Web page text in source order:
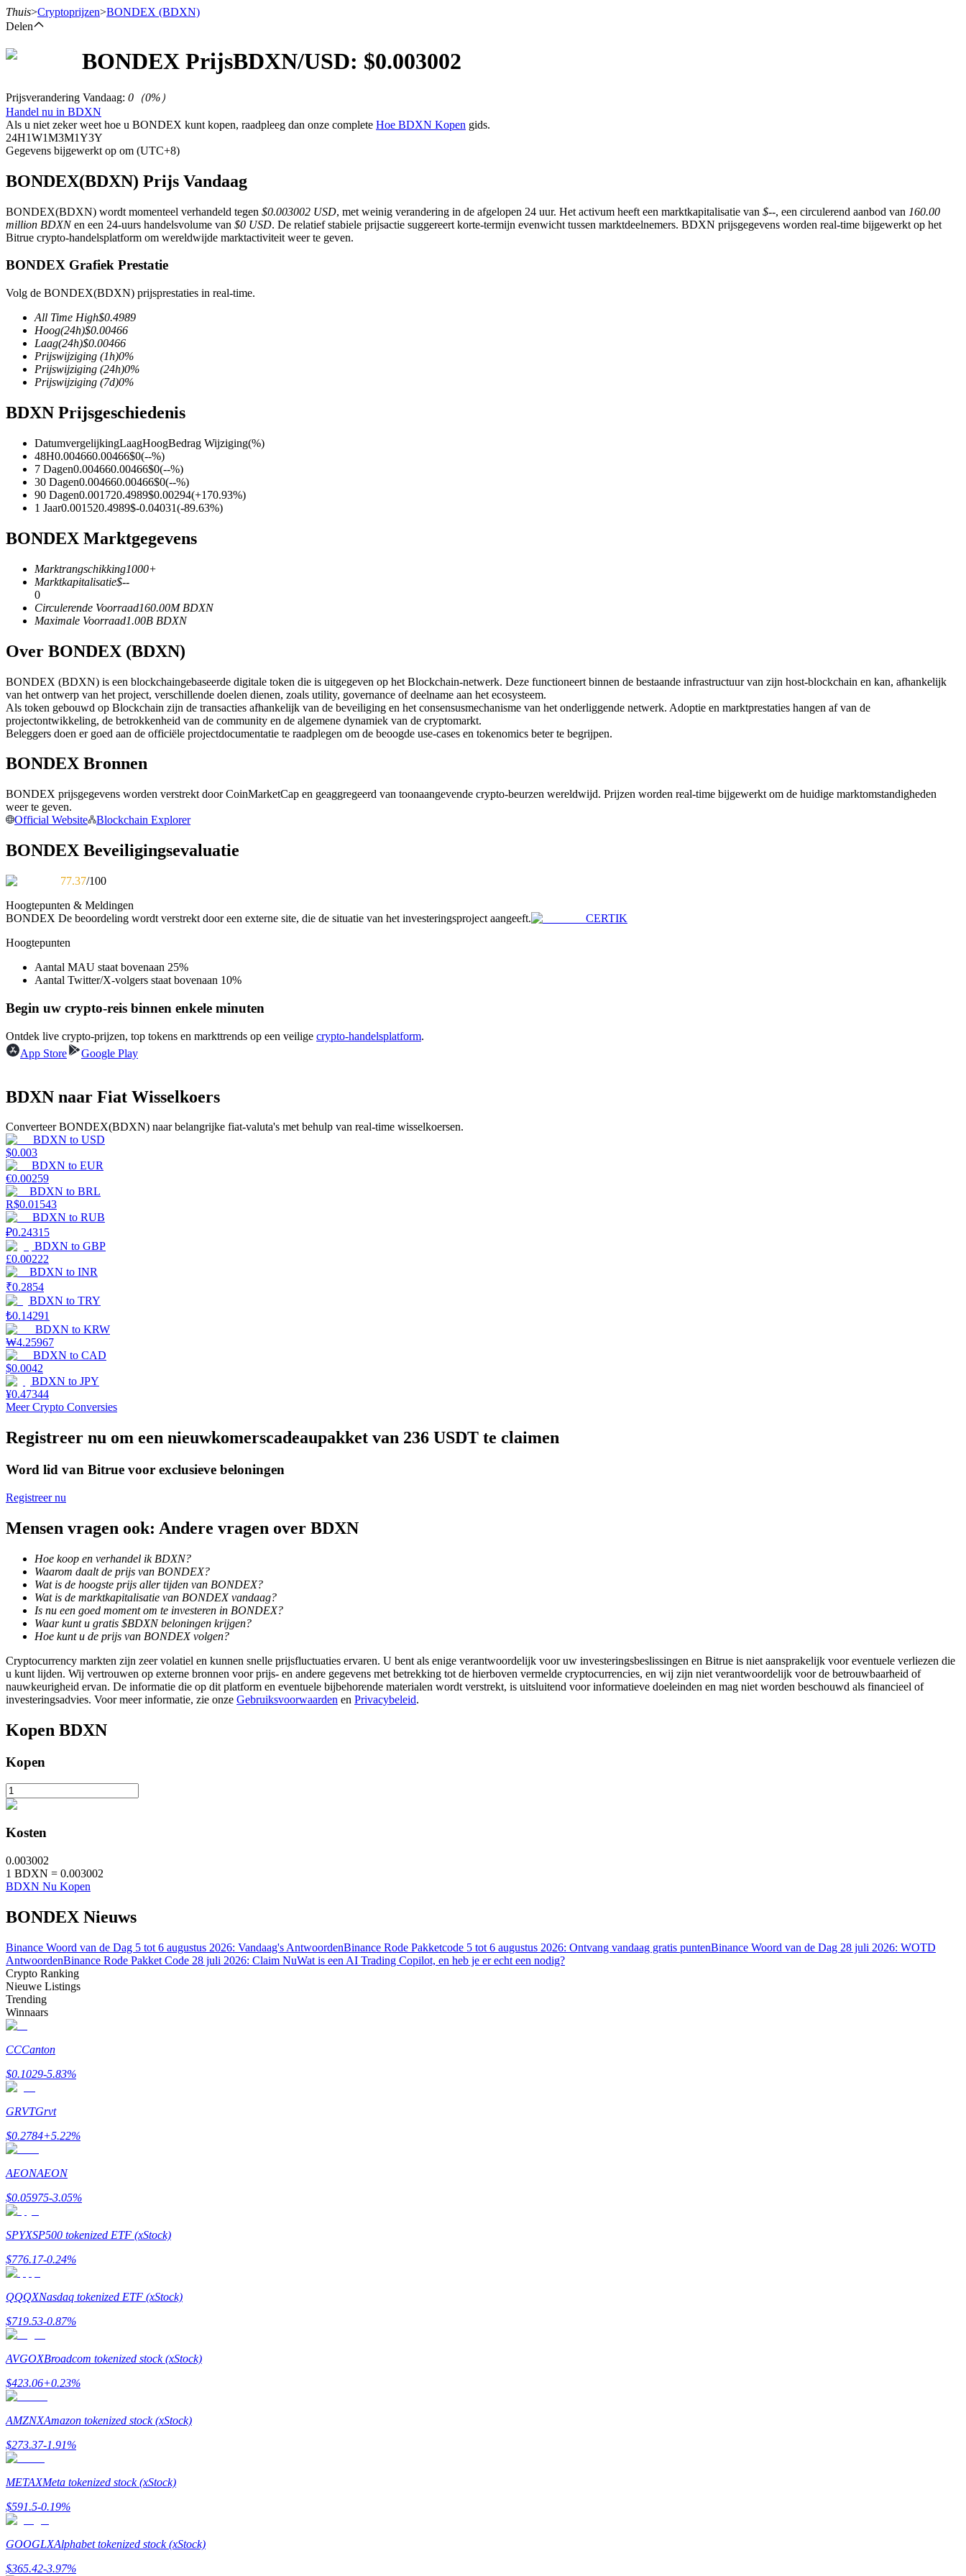
Termijncontracten
USDT-futures
Futures met USDT als onderpand
COIN-M-futures
Cryptocurrency-futures
TradFi
Derivaten voor aandelen, forex, edelmetalen en grondstoffen
Futures met USDC als onderpand
Kopiëren Handel
Word een Copy Trader
Geniet van winstdeling en copy trading commissies
Informatie
Big data-analyse inclusief handelsinformatie, enz.
Gids
Futures-startgids
Verdienen
Macht varkentje
Uitzetten
Hoog rendement en directe toegang
Flexibel staken om populaire tokens te verdienen.
BTR-vergrendelingen
Exclusieve beleggingen voor BTR-houders
Thuis>Cryptoprijzen>BONDEX (BDXN)
Delen
BONDEX PrijsBDXN/USD: $0.003002
Prijsverandering Vandaag: 0 （0%）
Handel nu in BDXN
Als u niet zeker weet hoe u BONDEX kunt kopen, raadpleeg dan onze complete Hoe BDXN Kopen gids.
24H1W1M3M1Y3Y
Gegevens bijgewerkt op om (UTC+8)
BONDEX(BDXN) Prijs Vandaag
BONDEX(BDXN) wordt momenteel verhandeld tegen $0.003002 USD, met weinig verandering in de afgelopen 24 uur. Het activum heeft een marktkapitalisatie van $--, een circulerend aanbod van 160.00
million BDXNen een 24-uurs handelsvolume van $0 USD. De relatief stabiele prijsactie suggereert korte-termijn evenwicht tussen marktdeelnemers. BDXN prijsgegevens worden real-time bijgewerkt op het
Bitrue crypto-handelsplatform om wereldwijde marktactiviteit weer te geven.
BONDEX Grafiek Prestatie
Volg de BONDEX(BDXN) prijsprestaties in real-time.
All Time High$0.4989
Hoog(24h)$0.00466
Laag(24h)$0.00466
Prijswijziging (1h)0%
Prijswijziging (24h)0%
Prijswijziging (7d)0%
BDXN Prijsgeschiedenis
DatumvergelijkingLaagHoogBedrag Wijziging(%)
48H0.004660.00466$0(--%)
7 Dagen0.004660.00466$0(--%)
30 Dagen0.004660.00466$0(--%)
90 Dagen0.001720.4989$0.00294(+170.93%)
1 Jaar0.001520.4989$-0.04031(-89.63%)
BONDEX Marktgegevens
Marktrangschikking1000+
Marktkapitalisatie$--
0
Circulerende Voorraad160.00M BDXN
Maximale Voorraad1.00B BDXN
Over BONDEX (BDXN)
BONDEX (BDXN) is een blockchaingebaseerde digitale token die is uitgegeven op het Blockchain-netwerk. Deze functioneert binnen de bestaande infrastructuur van zijn host-blockchain en kan, afhankelijk
van het ontwerp van het project, verschillende doelen dienen, zoals utility, governance of deelname aan het ecosysteem.
Als token gebouwd op Blockchain zijn de transacties afhankelijk van de beveiliging en het consensusmechanisme van het onderliggende netwerk. Adoptie en marktprestaties hangen af van de
projectontwikkeling, de betrokkenheid van de community en de algemene dynamiek van de cryptomarkt.
Beleggers doen er goed aan de officiële projectdocumentatie te raadplegen om de beoogde use-cases en tokenomics beter te begrijpen.
BONDEX Bronnen
BONDEX prijsgegevens worden verstrekt door CoinMarketCap en geaggregeerd van toonaangevende crypto-beurzen wereldwijd. Prijzen worden real-time bijgewerkt om de huidige marktomstandigheden
weer te geven.
Official Website
Blockchain Explorer
BONDEX Beveiligingsevaluatie
77.37/100
Hoogtepunten & Meldingen
BONDEX De beoordeling wordt verstrekt door een externe site, die de situatie van het investeringsproject aangeeft.
CERTIK
Hoogtepunten
Aantal MAU staat bovenaan 25%
Aantal Twitter/X-volgers staat bovenaan 10%
Begin uw crypto-reis binnen enkele minuten
Ontdek live crypto-prijzen, top tokens en markttrends op een veilige crypto-handelsplatform.
App Store
Google Play
BDXN naar Fiat Wisselkoers
Converteer BONDEX(BDXN) naar belangrijke fiat-valuta's met behulp van real-time wisselkoersen.
BDXN to USD
$0.003
BDXN to EUR
€0.00259
BDXN to BRL
R$0.01543
BDXN to RUB
₽0.24315
BDXN to GBP
£0.00222
BDXN to INR
₹0.2854
BDXN to TRY
₺0.14291
BDXN to KRW
₩4.25967
BDXN to CAD
$0.0042
BDXN to JPY
¥0.47344
Meer Crypto Conversies
Registreer nu om een nieuwkomerscadeaupakket van 236 USDT te claimen
Word lid van Bitrue voor exclusieve beloningen
Registreer nu
Mensen vragen ook: Andere vragen over BDXN
Hoe koop en verhandel ik BDXN?
Waarom daalt de prijs van BONDEX?
Wat is de hoogste prijs aller tijden van BONDEX?
Wat is de marktkapitalisatie van BONDEX vandaag?
Is nu een goed moment om te investeren in BONDEX?
Waar kunt u gratis $BDXN beloningen krijgen?
Hoe kunt u de prijs van BONDEX volgen?
Cryptocurrency markten zijn zeer volatiel en kunnen snelle prijsfluctuaties ervaren. U bent als enige verantwoordelijk voor uw investeringsbeslissingen en Bitrue is niet aansprakelijk voor eventuele verliezen die
u kunt lijden. Wij vertrouwen op externe bronnen voor prijs- en andere gegevens met betrekking tot de hierboven vermelde cryptocurrencies, en wij zijn niet verantwoordelijk voor de betrouwbaarheid of
nauwkeurigheid ervan. De informatie die op dit platform en eventuele bijbehorende materialen wordt verstrekt, is uitsluitend voor informatieve doeleinden en mag niet worden beschouwd als financieel of
investeringsadvies. Voor meer informatie, zie onze Gebruiksvoorwaarden en Privacybeleid.
Kopen BDXN
Kopen
Kosten
0.003002
1 BDXN = 0.003002
BDXN Nu Kopen
BONDEX Nieuws
Binance Woord van de Dag 5 tot 6 augustus 2026: Vandaag's AntwoordenBinance Rode Pakketcode 5 tot 6 augustus 2026: Ontvang vandaag gratis puntenBinance Woord van de Dag 28 juli 2026: WOTD
AntwoordenBinance Rode Pakket Code 28 juli 2026: Claim NuWat is een AI Trading Copilot, en heb je er echt een nodig?
Crypto Ranking
Nieuwe Listings
Trending
Winnaars
CCCanton
$0.1029-5.83%
GRVTGrvt
$0.2784+5.22%
AEONAEON
$0.05975-3.05%
SPYXSP500 tokenized ETF (xStock)
$776.17-0.24%
QQQXNasdaq tokenized ETF (xStock)
$719.53-0.87%
AVGOXBroadcom tokenized stock (xStock)
$423.06+0.23%
AMZNXAmazon tokenized stock (xStock)
$273.37-1.91%
METAXMeta tokenized stock (xStock)
$591.5-0.19%
GOOGLXAlphabet tokenized stock (xStock)
$365.42-3.97%